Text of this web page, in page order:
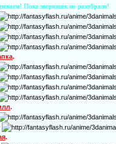
Пока зверюшек не разобрали!
.
.
.